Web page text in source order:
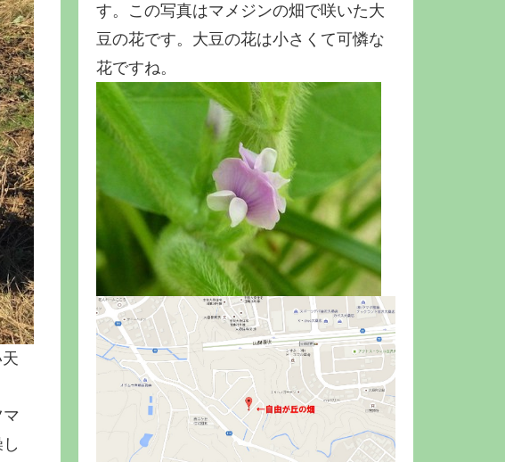
す。この写真はマメジンの畑で咲いた大
豆の花です。大豆の花は小さくて可憐な
花ですね。